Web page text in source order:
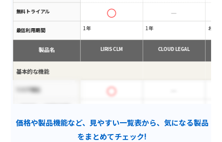
無料トライアル
最低利用期間
製品名
基本的な機能
リスク検出
AI自動管理
1年
LIRIS CLM
1年
CLOUD LEGAL
お問
価格や製品機能など、見やすい一覧表から、気になる製品
をまとめてチェック!